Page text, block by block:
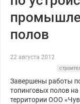
полов
22 августа 2012
Завершены работы
топинговых полов
территории ООО